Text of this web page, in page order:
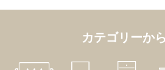
カテゴリーか